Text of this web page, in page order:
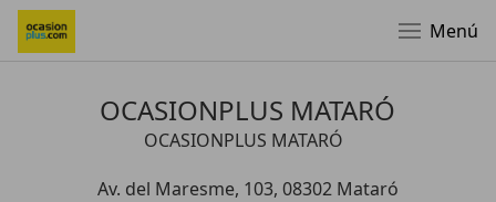
Menú
OCASIONPLUS MATARÓ
OCASIONPLUS MATARÓ
Av. del Maresme, 103, 08302 Mataró